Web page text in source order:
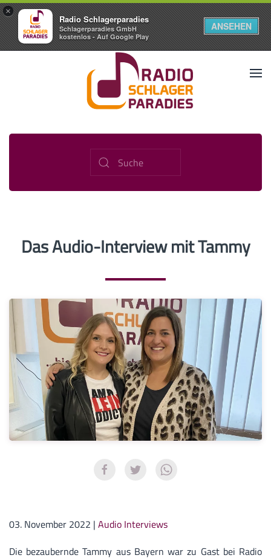
×
Radio Schlagerparadies
Schlagerparadies GmbH
kostenlos - Auf Google Play
ANSEHEN
Das Audio-Interview mit Tammy
03. November 2022 | Audio Interviews
Die bezaubernde Tammy aus Bayern war zu Gast bei Radio